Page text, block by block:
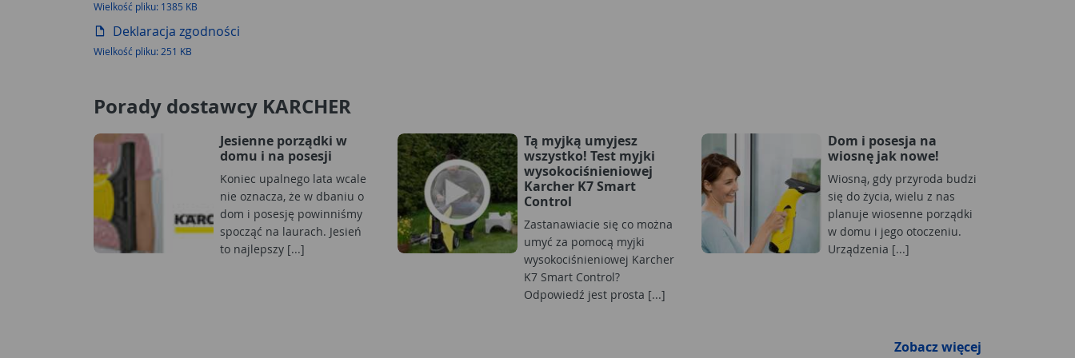
Wielkość pliku: 1385 KB
Deklaracja zgodności
Wielkość pliku: 251 KB
Porady dostawcy KARCHER
Jesienne porządki w
domu i na posesji
Koniec upalnego lata wcale
nie oznacza, że w dbaniu o
dom i posesję powinniśmy
spocząć na laurach. Jesień
to najlepszy [...]
Tą myjką umyjesz
wszystko! Test myjki
wysokociśnieniowej
Karcher K7 Smart
Control
Zastanawiacie się co można
umyć za pomocą myjki
wysokociśnieniowej Karcher
K7 Smart Control?
Odpowiedź jest prosta [...]
Dom i posesja na
wiosnę jak nowe!
Wiosną, gdy przyroda budzi
się do życia, wielu z nas
planuje wiosenne porządki
w domu i jego otoczeniu.
Urządzenia [...]
Zobacz więcej